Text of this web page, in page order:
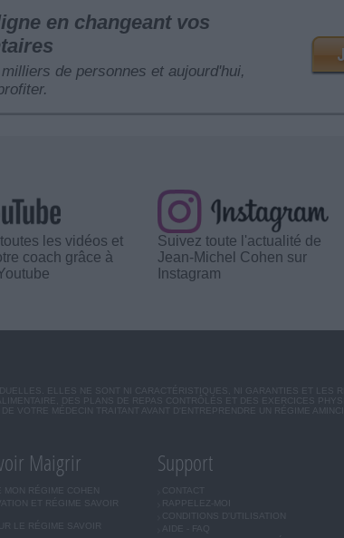
en changeant vos
de personnes et aujourd'hui,
les vidéos et
coach grâce à
Suivez toute l'actualité de
Jean-Michel Cohen sur
Instagram
ELLES NE SONT NI CARACTÉRISTIQUES, NI GARANTIES ET LES
DES PLANS DE REPAS CONTRÔLÉS ET DES EXERCICES
VOTRE MÉDECIN TRAITANT AVANT D'ENTREPRENDRE UN RÉGIME
Maigrir
MON RÉGIME COHEN
ET RÉGIME SAVOIR
LE RÉGIME SAVOIR
Support
CONTACT
RAPPELEZ-MOI
CONDITIONS D'UTILISATION
AIDE - FAQ